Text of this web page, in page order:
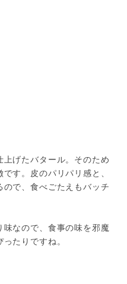
げたバタール。そのため
す。皮のパリパリ感と、
で、食べごたえもバッチ
なので、食事の味を邪魔
たりですね。